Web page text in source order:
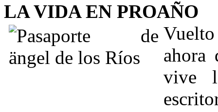
LA VIDA EN PROAÑO
ahora
vive